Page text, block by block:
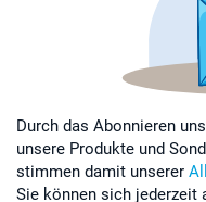
Durch das Abonnieren
unsere Produkte und
stimmen damit unserer
Sie können sich jederzeit